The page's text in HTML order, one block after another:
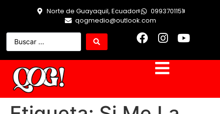
Norte de Guayaquil, Ecuador
0993701151
qogmedio@outlook.com